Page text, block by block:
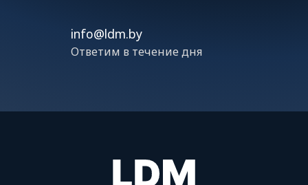
info@ldm.by
Ответим в течение дня